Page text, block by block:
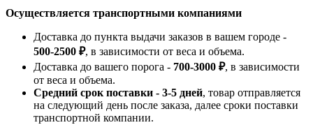
Осуществляется транспортными компаниями
Доставка до пункта выдачи заказов в вашем городе -
500-2500 ₽, в зависимости от веса и объема.
Доставка до вашего порога - 700-3000 ₽, в зависимости
от веса и объема.
Средний срок поставки - 3-5 дней, товар отправляется
на следующий день после заказа, далее сроки поставки
транспортной компании.